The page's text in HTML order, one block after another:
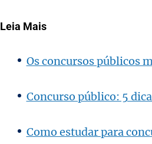
Leia Mais
Os concursos públicos
Concurso público: 5
Como estudar para